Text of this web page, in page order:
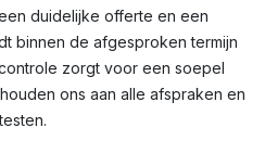
duidelijke offerte en een
binnen de afgesproken termijn
zorgt voor een soepel
ons aan alle afspraken en